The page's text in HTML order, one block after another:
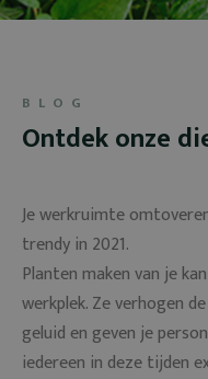
BLOG
Ontdek onze
Je werkruimte
trendy in 2021.
Planten maken van je
werkplek. Ze verhogen
geluid en geven je
iedereen in deze tijden